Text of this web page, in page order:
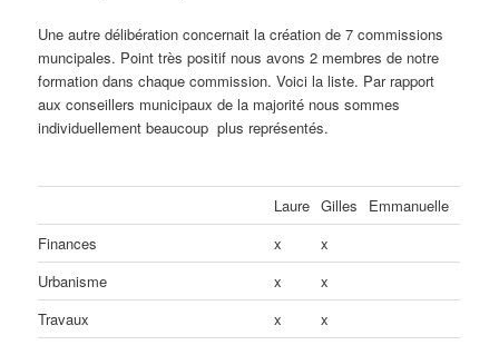
Une autre délibération concernait la création de 7 commissions
muncipales. Point très positif nous avons 2 membres de notre
formation dans chaque commission. Voici la liste. Par rapport
aux conseillers municipaux de la majorité nous sommes
individuellement beaucoup plus représentés.
Laure Gilles
Emmanuelle
Finances
x
x
Urbanisme
x
x
Travaux
x
x